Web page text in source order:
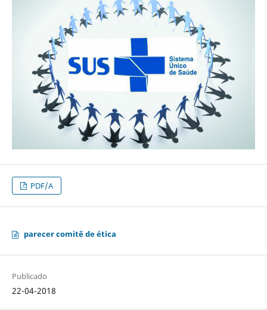
PDF/A
parecer comitê de ética
Publicado
22-04-2018